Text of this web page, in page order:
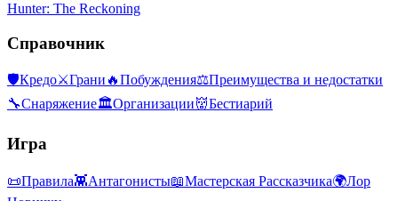
Hunter: The Reckoning
Справочник
🛡Кредо⚔Грани 🔥Побуждения⚖️Преимущества и недостатки
🔧Снаряжение🏛Организации👹Бестиарий
Игра
📜Правила👾Антагонисты📖Мастерская Рассказчика🌍Лор